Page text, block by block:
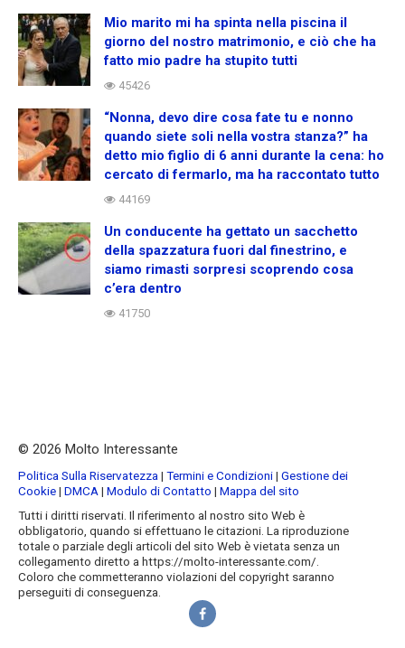
Mio marito mi ha spinta nella piscina il
giorno del nostro matrimonio, e ciò che ha
fatto mio padre ha stupito tutti
45426
“Nonna, devo dire cosa fate tu e nonno
quando siete soli nella vostra stanza?” ha
detto mio figlio di 6 anni durante la cena: ho
cercato di fermarlo, ma ha raccontato tutto
44169
Un conducente ha gettato un sacchetto
della spazzatura fuori dal finestrino, e
siamo rimasti sorpresi scoprendo cosa
c’era dentro
41750
© 2026 Molto Interessante
Politica Sulla Riservatezza| Termini e Condizioni| Gestione dei
Cookie| DMCA| Modulo di Contatto | Mappa del sito
Tutti i diritti riservati. Il riferimento al nostro sito Web è
obbligatorio, quando si effettuano le citazioni. La riproduzione
totale o parziale degli articoli del sito Web è vietata senza un
collegamento diretto a https://molto-interessante.com/.
Coloro che commetteranno violazioni del copyright saranno
perseguiti di conseguenza.